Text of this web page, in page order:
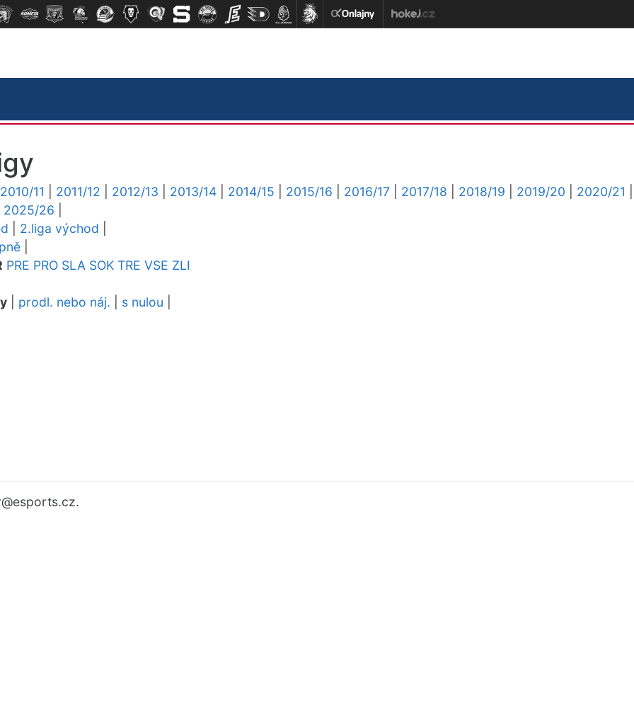
2010/11 2011/12 2012/13 2013/14 2014/15 2015/16 2016/17 2017/18 2018/19 2019/20 2020/21
2025/26
2.liga východ
PRE PRO SLA SOK TRE VSE ZLI
prodl. nebo náj. s nulou
@esports.cz.